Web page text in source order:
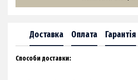
Доставка Оплата Гарантія
Способи доставки:​